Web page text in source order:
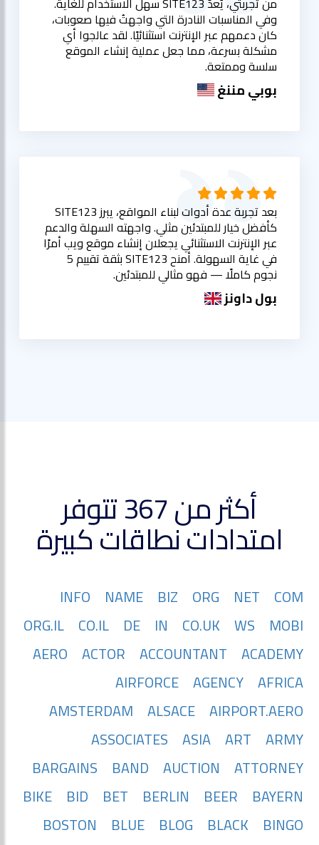
وفي المناسبات النادرة التي واجهتُ فيها صعوبات،
كان دعمهم عبر الإنترنت استثنائيًا. لقد عالجوا أي
مشكلة بسرعة، مما جعل عملية إنشاء الموقع
سلسة وممتعة.
بوبي مننغ
بعد تجربة عدة أدوات لبناء المواقع، يبرز SITE123
كأفضل خيار للمبتدئين مثلي. واجهته السهلة والدعم
عبر الإنترنت الاستثنائي يجعلان إنشاء موقع ويب أمرًا
في غاية السهولة. أمنح SITE123 بثقة تقييم 5
نجوم كاملًا — فهو مثالي للمبتدئين.
بول داونز
أكثر من 367 تتوفر
امتدادات نطاقات كبيرة
COM
NET
ORG
BIZ
NAME
INFO
MOBI
WS
CO.UK
IN
DE
CO.IL
ORG.IL
ACADEMY
ACCOUNTANT
ACTOR
AERO
AFRICA
AGENCY
AIRFORCE
AIRPORT.AERO
ALSACE
AMSTERDAM
ARMY
ART
ASIA
ASSOCIATES
ATTORNEY
AUCTION
BAND
BARGAINS
BAYERN
BEER
BERLIN
BET
BID
BIKE
BINGO
BLACK
BLOG
BLUE
BOSTON